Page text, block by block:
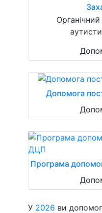
Допомога
Програма
У 2026 ви